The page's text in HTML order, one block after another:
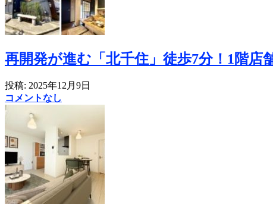
再開発が進む「北千住」徒歩7分！1階店
投稿: 2025年12月9日
コメントなし